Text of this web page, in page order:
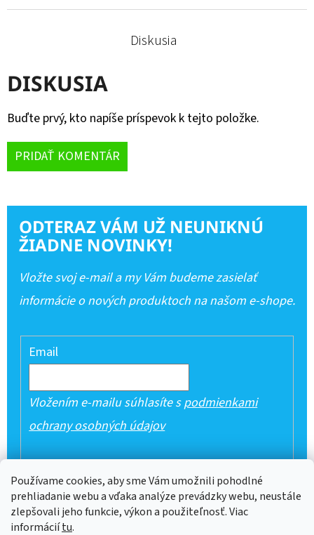
Používame cookies, aby sme Vám umožnili pohodlné
prehliadanie webu a vďaka analýze prevádzky webu, neustále
zlepšovali jeho funkcie, výkon a použiteľnosť. Viac
informáciítu.
Diskusia
DISKUSIA
Buďte prvý, kto napíše príspevok k tejto položke.
PRIDAŤ KOMENTÁR
ODTERAZ VÁM UŽ NEUNIKNÚ
ŽIADNE NOVINKY!
Vložte svoj e-mail a my Vám budeme zasielať
informácie o nových produktoch na našom e-shope.
Email
Vložením e-mailu súhlasíte spodmienkami
ochrany osobných údajov
PRIHLÁSIŤ SA